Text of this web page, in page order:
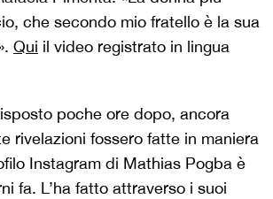
che secondo mio fratello è la sua
Qui il video registrato in lingua
poche ore dopo, ancora
rivelazioni fossero fatte in maniera
Instagram di Mathias Pogba è
fa. L’ha fatto attraverso i suoi